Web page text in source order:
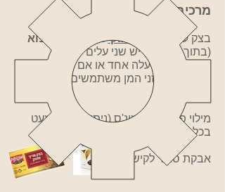
מרכיבים
בצק עלים מתוקשל מעדנות
קפוא
(בתוך החבילה יש שני עלים
ניתן להפשיר עלה אחד או אם רוצים כמות
גדולה של אוזני המן משתמשים בכל
מילוי פרג של מימונ'ס (ניתן לקנות כמעט
בכל סופר)
אבקת סוכר לקישוט